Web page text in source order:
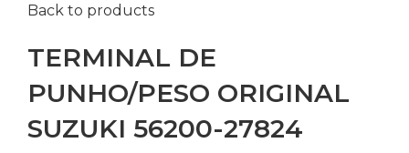
Back to products
TERMINAL DE
PUNHO/PESO ORIGINAL
SUZUKI 56200-27824